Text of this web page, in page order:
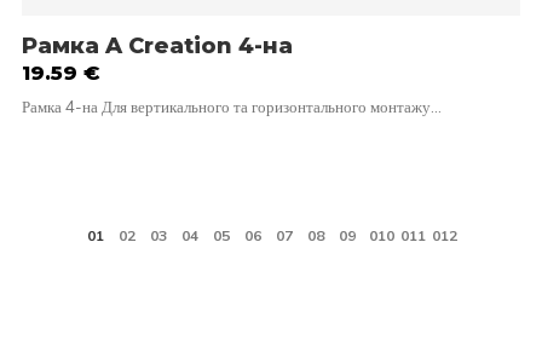
Рамка A Creation 4-на
19.59 €
Рамка 4-на Для вертикального та горизонтального монтажу…